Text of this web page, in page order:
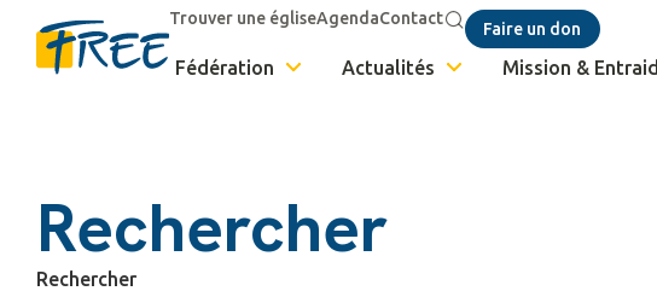
Trouver une égliseAgendaContact
Faire un don
Fédération Actualités Mission &
Rechercher
Rechercher